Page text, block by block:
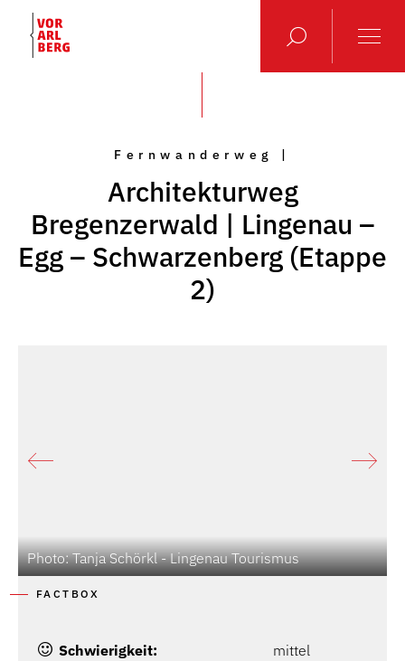
Fernwanderweg |
Architekturweg
Bregenzerwald | Lingenau –
Egg – Schwarzenberg (Etappe
2)
Photo: Tanja Schörkl - Lingenau Tourismus
FACTBOX
Schwierigkeit:
mittel